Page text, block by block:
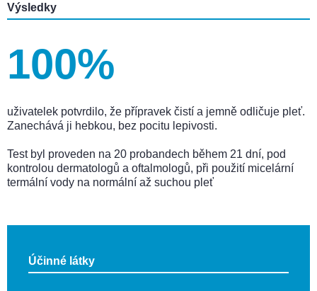
Výsledky
100%
uživatelek potvrdilo, že přípravek čistí a jemně odličuje pleť.
Zanechává ji hebkou, bez pocitu lepivosti.
Test byl proveden na 20 probandech během 21 dní, pod
kontrolou dermatologů a oftalmologů, při použití micelární
termální vody na normální až suchou pleť
Účinné látky